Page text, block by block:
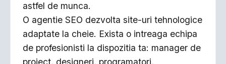
astfel de munca.
O agentie SEO dezvolta site-uri tehnologice
adaptate la cheie. Exista o intreaga echipa
de profesionisti la dispozitia ta: manager de
proiect, designeri, programatori,